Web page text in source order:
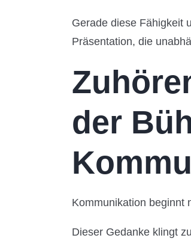
Gerade diese Fähigkeit
Präsentation, die
der
Kommunikation beginnt
Dieser Gedanke klingt